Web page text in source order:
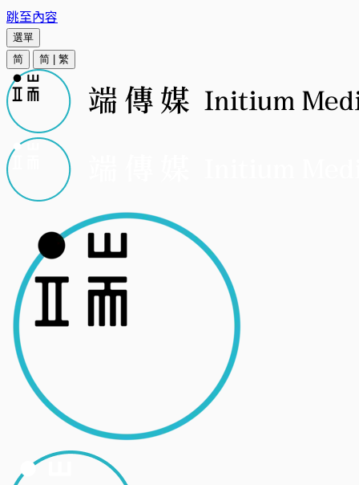
跳至內容
選單
简
简 繁